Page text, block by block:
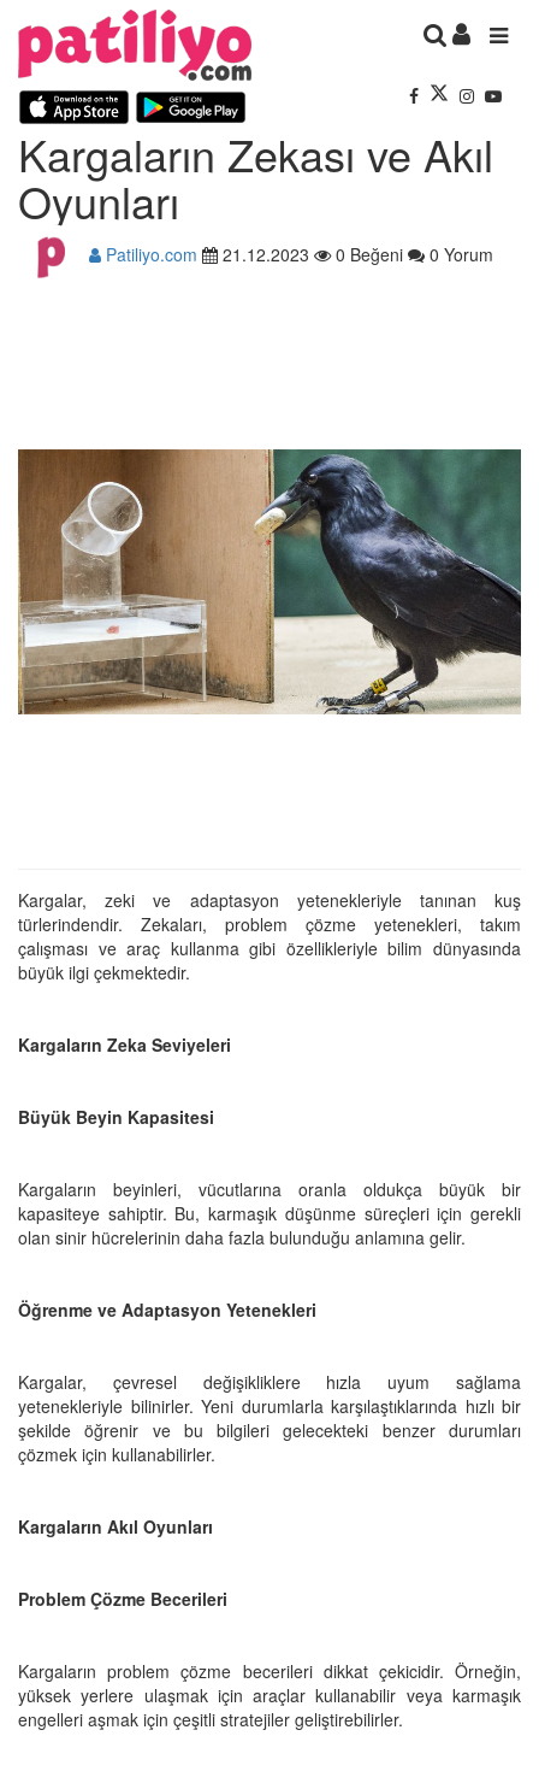
Kargaların Zekası ve Akıl
Oyunları
Patiliyo.com 21.12.2023 0 Beğeni 0 Yorum
Kargalar, zeki ve adaptasyon yetenekleriyle tanınan kuş
türlerindendir. Zekaları, problem çözme yetenekleri, takım
çalışması ve araç kullanma gibi özellikleriyle bilim dünyasında
büyük ilgi çekmektedir.
Kargaların Zeka Seviyeleri
Büyük Beyin Kapasitesi
Kargaların beyinleri, vücutlarına oranla oldukça büyük bir
kapasiteye sahiptir. Bu, karmaşık düşünme süreçleri için gerekli
olan sinir hücrelerinin daha fazla bulunduğu anlamına gelir.
Öğrenme ve Adaptasyon Yetenekleri
Kargalar, çevresel değişikliklere hızla uyum sağlama
yetenekleriyle bilinirler. Yeni durumlarla karşılaştıklarında hızlı bir
şekilde öğrenir ve bu bilgileri gelecekteki benzer durumları
çözmek için kullanabilirler.
Kargaların Akıl Oyunları
Problem Çözme Becerileri
Kargaların problem çözme becerileri dikkat çekicidir. Örneğin,
yüksek yerlere ulaşmak için araçlar kullanabilir veya karmaşık
engelleri aşmak için çeşitli stratejiler geliştirebilirler.